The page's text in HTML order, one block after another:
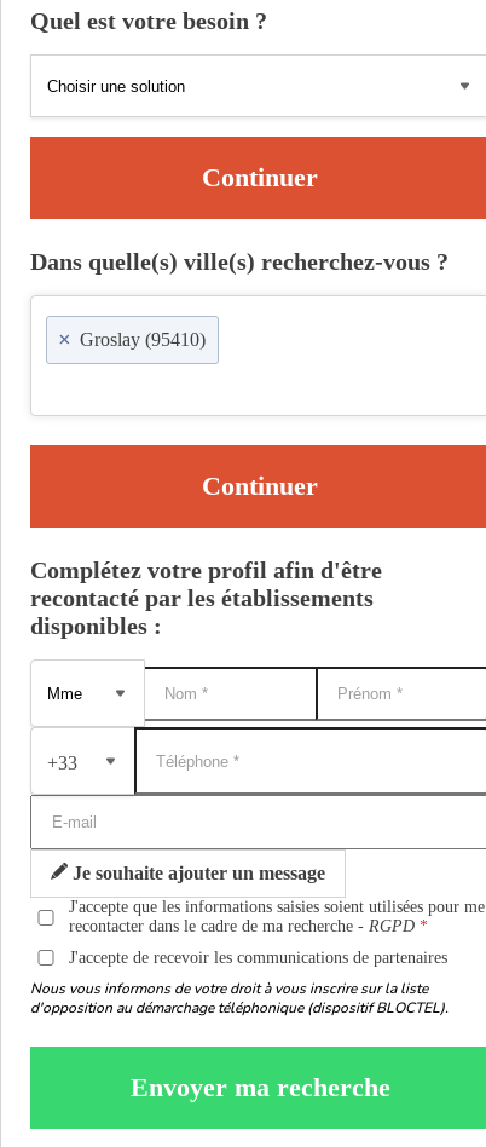
Quel est votre besoin ?
Continuer
Dans quelle(s) ville(s) recherchez-vous ?
× Groslay (95410)
Continuer
Complétez votre profil afin d'être
recontacté par les établissements
disponibles :
+33
Je souhaite ajouter un message
J'accepte que les informations saisies soient utilisées pour me
recontacter dans le cadre de ma recherche -RGPD
J'accepte de recevoir les communications de partenaires
Nous vous informons de votre droit à vous inscrire sur la liste
d'opposition au démarchage téléphonique (dispositif BLOCTEL).
Envoyer ma recherche